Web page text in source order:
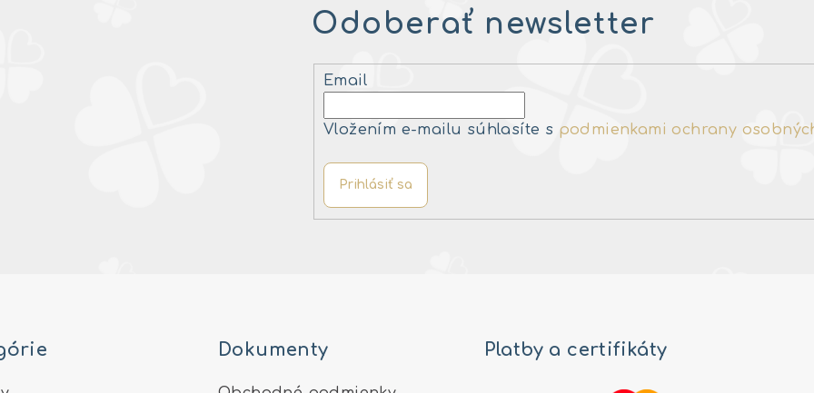
Odoberať newsletter
Email
Vložením e-mailu súhlasíte s podmienkami ochrany
Prihlásiť sa
Dokumenty Platby a certifikáty